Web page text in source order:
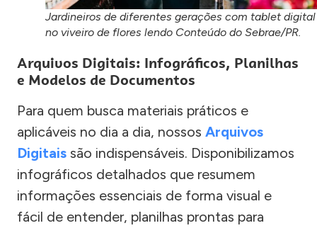
Jardineiros de diferentes gerações com tablet digital
no viveiro de flores lendo Conteúdo do Sebrae/PR.
Arquivos Digitais: Infográficos, Planilhas
e Modelos de Documentos
Para quem busca materiais práticos e
aplicáveis no dia a dia, nossos Arquivos
Digitais são indispensáveis. Disponibilizamos
infográficos detalhados que resumem
informações essenciais de forma visual e
fácil de entender, planilhas prontas para